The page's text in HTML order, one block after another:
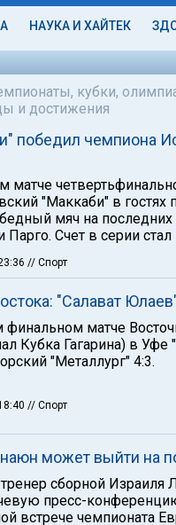
НАУКА И ХАЙТЕК
кубки,
и достижения
победил чемпиона
матче
"Маккаби" в гостях
мяч на последних
Счет в серии стал
// Спорт
"Салават
финальном матче
Кубка Гагарина) в
"Металлург" 4:3.
// Спорт
может выйти на
сборной Израиля
пресс-
встрече чемпионата